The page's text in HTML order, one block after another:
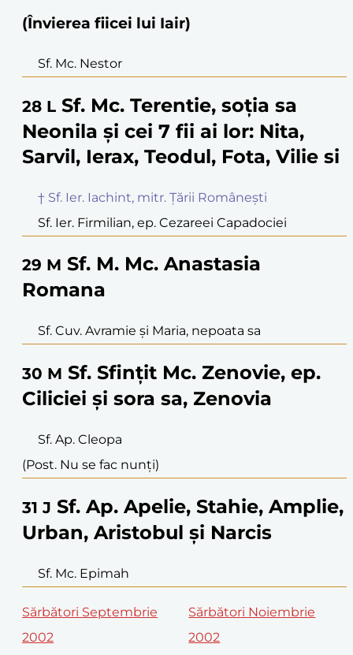
(Învierea fiicei lui Iair)
Sf. Mc. Nestor
28 L Sf. Mc. Terentie, soția sa
Neonila și cei 7 fii ai lor: Nita,
Sarvil, Ierax, Teodul, Fota, Vilie si
† Sf. Ier. Iachint, mitr. Țării Românești
Sf. Ier. Firmilian, ep. Cezareei Capadociei
29 M Sf. M. Mc. Anastasia
Romana
Sf. Cuv. Avramie și Maria, nepoata sa
30 M Sf. Sfințit Mc. Zenovie, ep.
Ciliciei și sora sa, Zenovia
Sf. Ap. Cleopa
(Post. Nu se fac nunți)
31 J Sf. Ap. Apelie, Stahie, Amplie,
Urban, Aristobul și Narcis
Sf. Mc. Epimah
Sărbători Septembrie
2002
Sărbători Noiembrie
2002